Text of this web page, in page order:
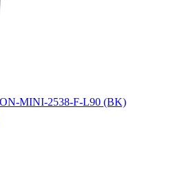
MINI-2538-F-L90 (BK)